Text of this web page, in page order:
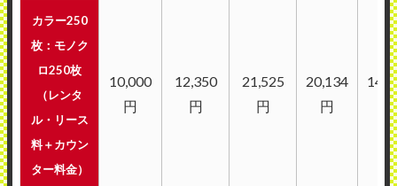
カラー250
枚：モノク
ロ250枚
（レンタ
ル・リース
料＋カウン
ター料金）
10,000
円
12,350
円
21,525
円
20,134
円
円